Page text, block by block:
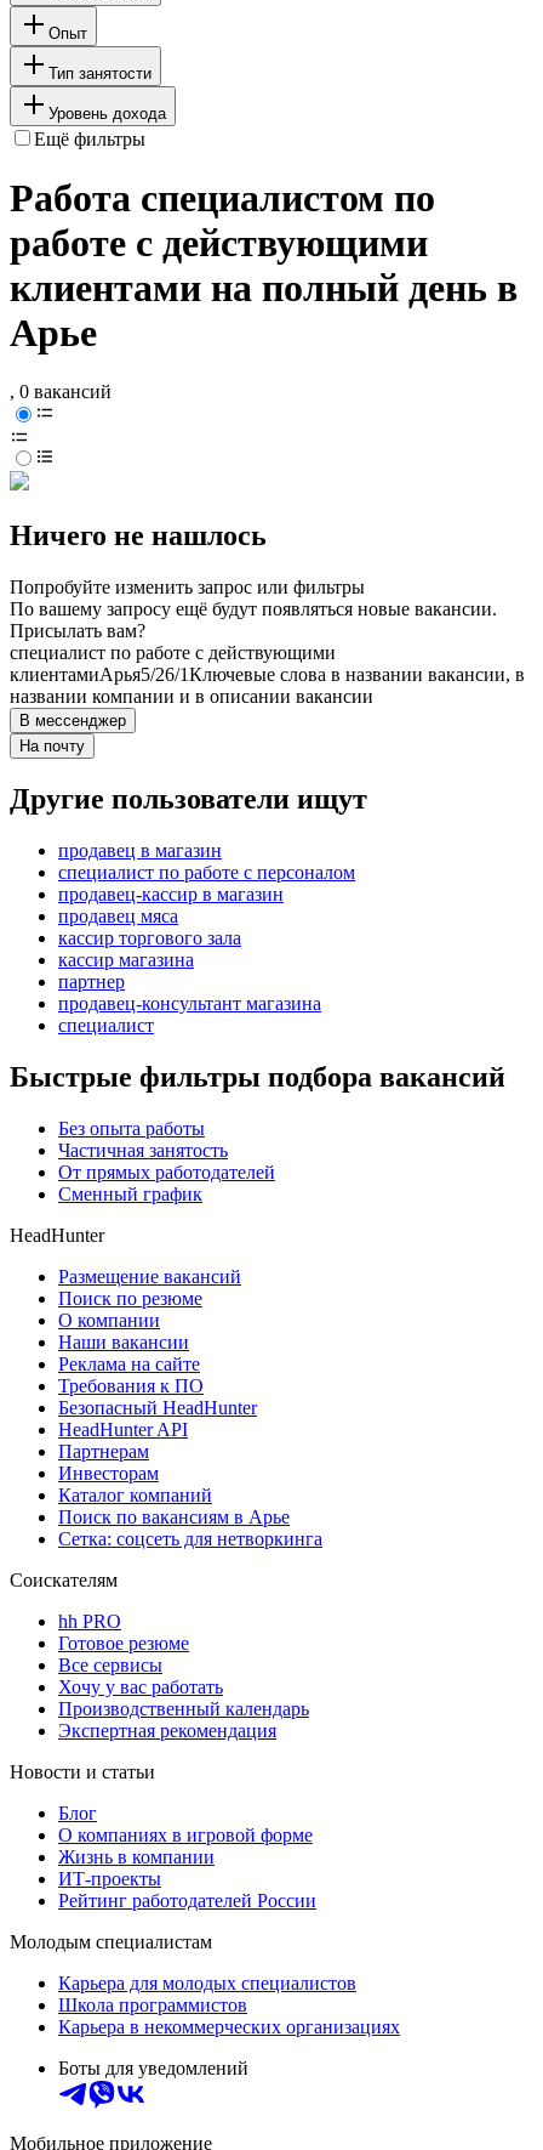
Опыт
Тип занятости
Уровень дохода
Ещё фильтры
Работа специалистом по
работе с действующими
клиентами на полный день в
Арье
, 0 вакансий
Ничего не нашлось
Попробуйте изменить запрос или фильтры
По вашему запросу ещё будут появляться новые вакансии.
Присылать вам?
специалист по работе с действующими
клиентамиАрья5/26/1Ключевые слова в названии вакансии, в
названии компании и в описании вакансии
В мессенджер
На почту
Другие пользователи ищут
продавец в магазин
специалист по работе с персоналом
продавец-кассир в магазин
продавец мяса
кассир торгового зала
кассир магазина
партнер
продавец-консультант магазина
специалист
Быстрые фильтры подбора вакансий
Без опыта работы
Частичная занятость
От прямых работодателей
Сменный график
HeadHunter
Размещение вакансий
Поиск по резюме
О компании
Наши вакансии
Реклама на сайте
Требования к ПО
Безопасный HeadHunter
HeadHunter API
Партнерам
Инвесторам
Каталог компаний
Поиск по вакансиям в Арье
Сетка: соцсеть для нетворкинга
Соискателям
hh PRO
Готовое резюме
Все сервисы
Хочу у вас работать
Производственный календарь
Экспертная рекомендация
Новости и статьи
Блог
О компаниях в игровой форме
Жизнь в компании
ИТ-проекты
Рейтинг работодателей России
Молодым специалистам
Карьера для молодых специалистов
Школа программистов
Карьера в некоммерческих организациях
Боты для уведомлений
Мобильное приложение